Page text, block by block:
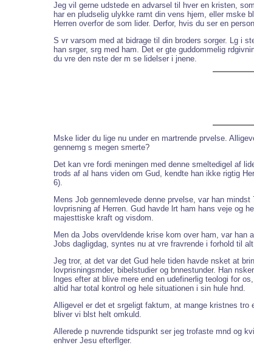
Jeg vil gerne udstede en advarsel til hver en kristen,
har en pludselig ulykke ramt din vens hjem, eller mske
Herren overfor de som lider. Derfor, hvis du ser en
S vr varsom med at bidrage til din broders sorger. Lg i
han srger, srg med ham. Det er gte guddommelig
du vre den nste der m se lidelser i jnene.
Mske lider du lige nu under en martrende prvelse.
gennemg s megen smerte?
Det kan vre fordi meningen med denne smeltedigel af
trods af al hans viden om Gud, kendte han ikke rigtig
6).
Mens Job gennemlevede denne prvelse, var han
lovprisning af Herren. Gud havde lrt ham hans veje og
majesttiske kraft og visdom.
Men da Jobs overvldende krise kom over ham, var
Jobs dagligdag, syntes nu at vre fravrende i forhold til
Jeg tror, at det var det Gud hele tiden havde nsket at
lovprisningsmder, bibelstudier og bnnestunder. Han
lnges efter at blive mere end en udefinerlig teologi for
altid har total kontrol og hele situationen i sin hule hnd.
Alligevel er det et srgeligt faktum, at mange kristnes tro
bliver vi blst helt omkuld.
Allerede p nuvrende tidspunkt ser jeg trofaste mnd og
enhver Jesu efterflger.